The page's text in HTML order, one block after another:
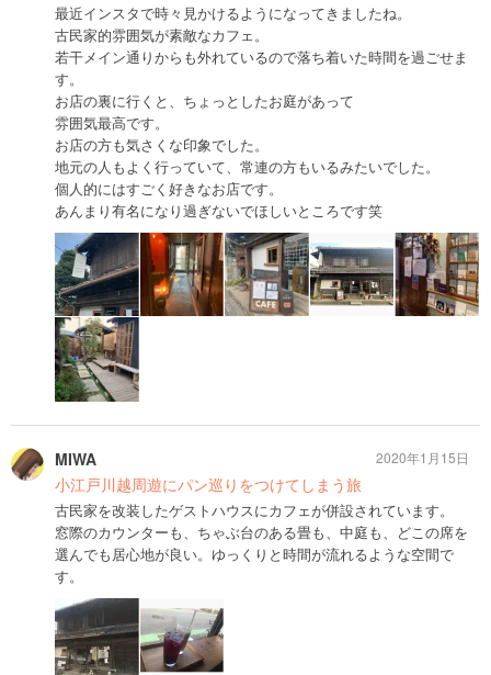
最近インスタで時々見かけるようになってきましたね。
古民家的雰囲気が素敵なカフェ。
若干メイン通りからも外れているので落ち着いた時間を過ごせま
す。
お店の裏に行くと、ちょっとしたお庭があって
雰囲気最高です。
お店の方も気さくな印象でした。
地元の人もよく行っていて、常連の方もいるみたいでした。
個人的にはすごく好きなお店です。
あんまり有名になり過ぎないでほしいところです笑
MIWA
小江戸川越周遊にパン巡りをつけてしまう旅
古民家を改装したゲストハウスにカフェが併設されています。
窓際のカウンターも、ちゃぶ台のある畳も、中庭も、どこの席を
選んでも居心地が良い。ゆっくりと時間が流れるような空間で
す。
2020年1月15日